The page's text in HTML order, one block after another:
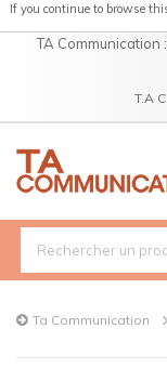
If you continue to browse
TA
T.A
Ta Communication